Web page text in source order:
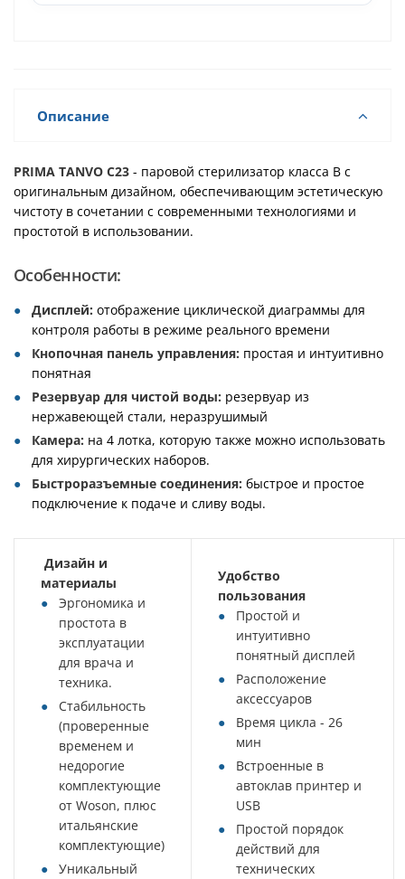
Описание
PRIMA TANVO C23 - паровой стерилизатор класса B с
оригинальным дизайном, обеспечивающим эстетическую
чистоту в сочетании с современными технологиями и
простотой в использовании.
Особенности:
Дисплей: отображение циклической диаграммы для
контроля работы в режиме реального времени
Кнопочная панель управления: простая и интуитивно
понятная
Резервуар для чистой воды: резервуар из
нержавеющей стали, неразрушимый
Камера: на 4 лотка, которую также можно использовать
для хирургических наборов.
Быстроразъемные соединения: быстрое и простое
подключение к подаче и сливу воды.
Дизайн и
материалы
Эргономика и
простота в
эксплуатации
для врача и
техника.
Стабильность
(проверенные
временем и
недорогие
комплектующие
от Woson, плюс
итальянские
комплектующие)
Уникальный
Удобство
пользования
Простой и
интуитивно
понятный дисплей
Расположение
аксессуаров
Время цикла - 26
мин
Встроенные в
автоклав принтер и
USB
Простой порядок
действий для
технических